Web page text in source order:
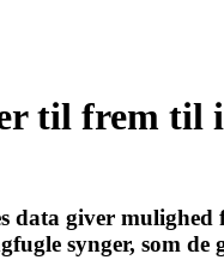
til frem til
data giver mulighed
synger, som de